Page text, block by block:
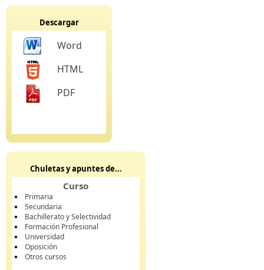
Descargar
Word
HTML
PDF
Chuletas y apuntes de...
Curso
Primaria
Secundaria
Bachillerato y Selectividad
Formación Profesional
Universidad
Oposición
Otros cursos